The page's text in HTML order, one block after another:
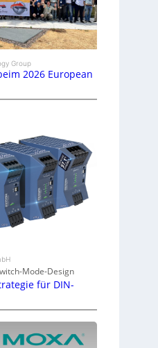
Group
2026 European
Mode-Design
für DIN-